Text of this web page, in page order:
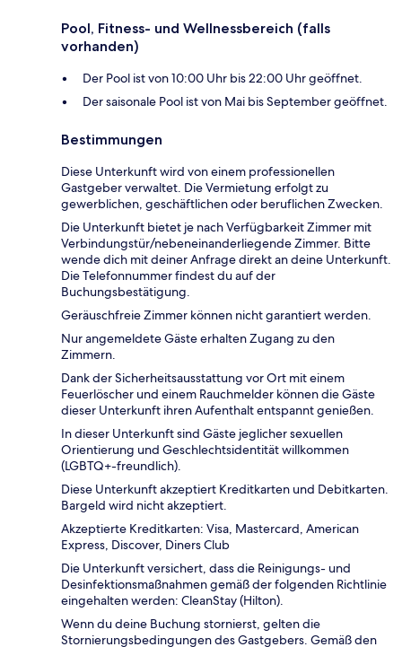
Pool, Fitness- und Wellnessbereich (falls
vorhanden)
Der Pool ist von 10:00 Uhr bis 22:00 Uhr geöffnet.
Der saisonale Pool ist von Mai bis September geöffnet.
Bestimmungen
Diese Unterkunft wird von einem professionellen
Gastgeber verwaltet. Die Vermietung erfolgt zu
gewerblichen, geschäftlichen oder beruflichen Zwecken.
Die Unterkunft bietet je nach Verfügbarkeit Zimmer mit
Verbindungstür/nebeneinanderliegende Zimmer. Bitte
wende dich mit deiner Anfrage direkt an deine Unterkunft.
Die Telefonnummer findest du auf der
Buchungsbestätigung.
Geräuschfreie Zimmer können nicht garantiert werden.
Nur angemeldete Gäste erhalten Zugang zu den
Zimmern.
Dank der Sicherheitsausstattung vor Ort mit einem
Feuerlöscher und einem Rauchmelder können die Gäste
dieser Unterkunft ihren Aufenthalt entspannt genießen.
In dieser Unterkunft sind Gäste jeglicher sexuellen
Orientierung und Geschlechtsidentität willkommen
(LGBTQ+-freundlich).
Diese Unterkunft akzeptiert Kreditkarten und Debitkarten.
Bargeld wird nicht akzeptiert.
Akzeptierte Kreditkarten: Visa, Mastercard, American
Express, Discover, Diners Club
Die Unterkunft versichert, dass die Reinigungs- und
Desinfektionsmaßnahmen gemäß der folgenden Richtlinie
eingehalten werden: CleanStay (Hilton).
Wenn du deine Buchung stornierst, gelten die
Stornierungsbedingungen des Gastgebers. Gemäß den